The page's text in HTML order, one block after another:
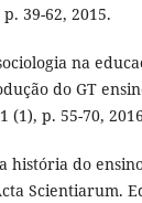
39-62, 2015.
sociologia na
do GT
(1), p. 55-70,
a história do
Scientiarum.